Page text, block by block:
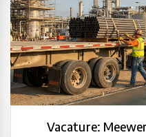
Vacature: